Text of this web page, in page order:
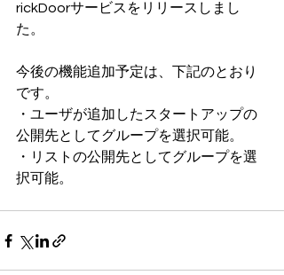
rickDoorサービスをリリースしまし
た。
今後の機能追加予定は、下記のとおり
です。
・ユーザが追加したスタートアップの
公開先としてグループを選択可能。
・リストの公開先としてグループを選
択可能。